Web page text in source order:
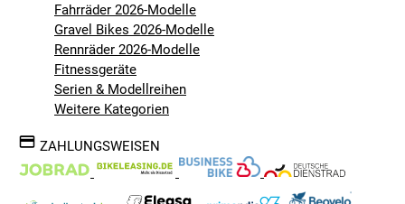
Fahrräder 2026-Modelle
Gravel Bikes 2026-Modelle
Rennräder 2026-Modelle
Fitnessgeräte
Serien & Modellreihen
Weitere Kategorien
ZAHLUNGSWEISEN